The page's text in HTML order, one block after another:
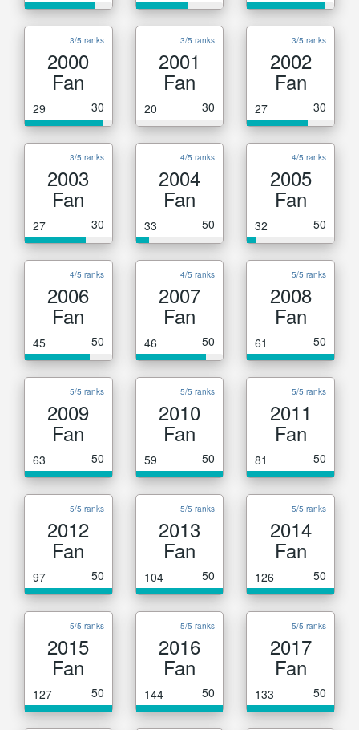
3/5 ranks
2000
Fan
29 30
3/5 ranks
2001
Fan
20 30
3/5 ranks
2002
Fan
27 30
3/5 ranks
2003
Fan
27 30
4/5 ranks
2004
Fan
33 50
4/5 ranks
2005
Fan
32 50
4/5 ranks
2006
Fan
45 50
4/5 ranks
2007
Fan
46 50
5/5 ranks
2008
Fan
61 50
5/5 ranks
2009
Fan
63 50
5/5 ranks
2010
Fan
59 50
5/5 ranks
2011
Fan
81 50
5/5 ranks
2012
Fan
97 50
5/5 ranks
2013
Fan
104 50
5/5 ranks
2014
Fan
126 50
5/5 ranks
2015
Fan
127 50
5/5 ranks
2016
Fan
144 50
5/5 ranks
2017
Fan
133 50